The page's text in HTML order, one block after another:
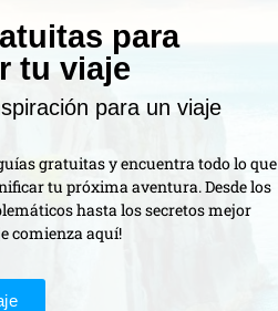
para
tu viaje
para un viaje
gratuitas y encuentra todo lo que
tu próxima aventura. Desde los
hasta los secretos mejor
comienza aquí!